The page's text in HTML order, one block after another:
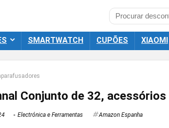
SMARTWATCH CUPÕES XIAOMI
Conjunto de 32,
Electrónica e Ferramentas Amazon Espanha